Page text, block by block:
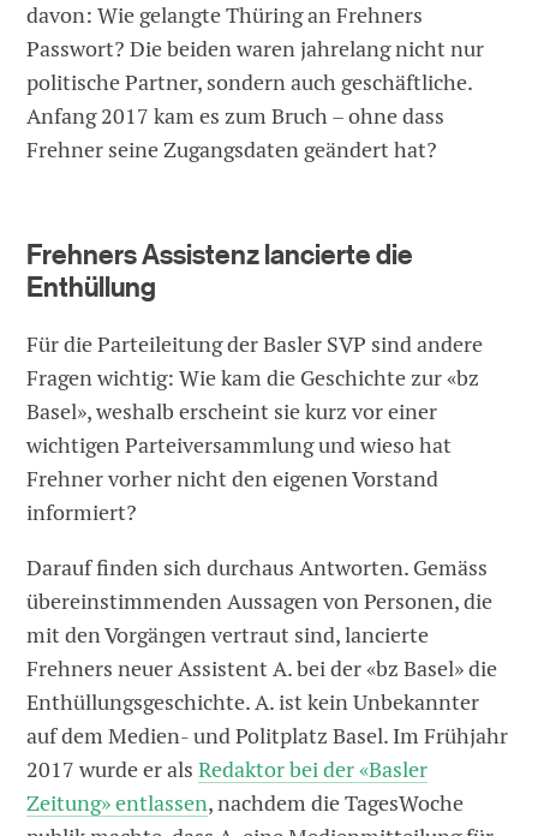
davon: Wie gelangte Thüring an Frehners
Passwort? Die beiden waren jahrelang nicht nur
politische Partner, sondern auch geschäftliche.
Anfang 2017 kam es zum Bruch – ohne dass
Frehner seine Zugangsdaten geändert hat?
Frehners Assistenz lancierte die
Enthüllung
Für die Parteileitung der Basler SVP sind andere
Fragen wichtig: Wie kam die Geschichte zur «bz
Basel», weshalb erscheint sie kurz vor einer
wichtigen Parteiversammlung und wieso hat
Frehner vorher nicht den eigenen Vorstand
informiert?
Darauf finden sich durchaus Antworten. Gemäss
übereinstimmenden Aussagen von Personen, die
mit den Vorgängen vertraut sind, lancierte
Frehners neuer Assistent A. bei der «bz Basel» die
Enthüllungsgeschichte. A. ist kein Unbekannter
auf dem Medien- und Politplatz Basel. Im Frühjahr
2017 wurde er alsRedaktor bei der «Basler
Zeitung» entlassen, nachdem die TagesWoche